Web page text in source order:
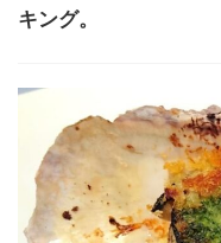
キング。